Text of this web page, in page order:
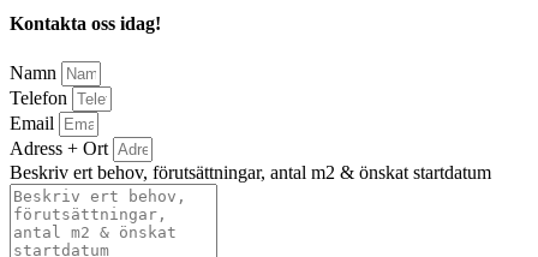
Kontakta oss idag!
Namn
Telefon
Email
Adress + Ort
Beskriv ert behov, förutsättningar, antal m2 & önskat startdatum